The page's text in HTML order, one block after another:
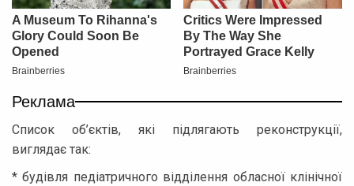
Реклама
Список об’єктів, які підлягають реконструкції,
виглядає так:
* будівля педіатричного відділення обласної клінічної